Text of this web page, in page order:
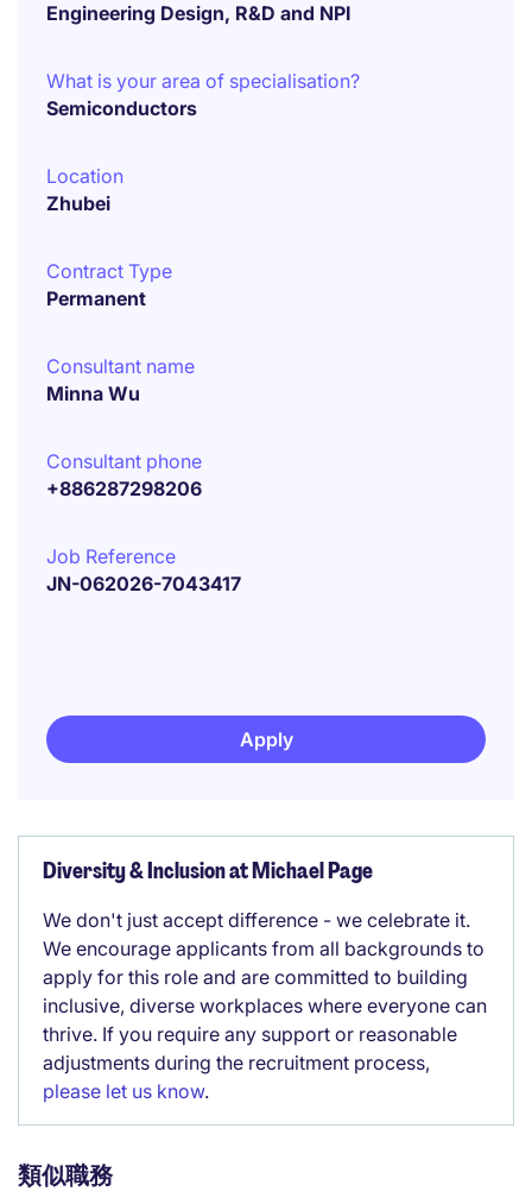
Engineering Design, R&D and NPI
What is your area of specialisation?
Semiconductors
Location
Zhubei
Contract Type
Permanent
Consultant name
Minna Wu
Consultant phone
+886287298206
Job Reference
JN-062026-7043417
Apply
Diversity & Inclusion at Michael Page
We don't just accept difference - we celebrate it.
We encourage applicants from all backgrounds to
apply for this role and are committed to building
inclusive, diverse workplaces where everyone can
thrive. If you require any support or reasonable
adjustments during the recruitment process,
please let us know.
類似職務